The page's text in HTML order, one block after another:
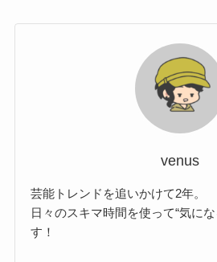
venus
芸能トレンドを追いかけて2年。
日々のスキマ時間を使って“気に
す！